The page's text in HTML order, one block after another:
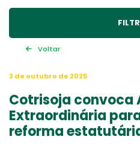
Voltar
3 de outubro de 2025
Cotrisoja convoca
Extraordinária
reforma